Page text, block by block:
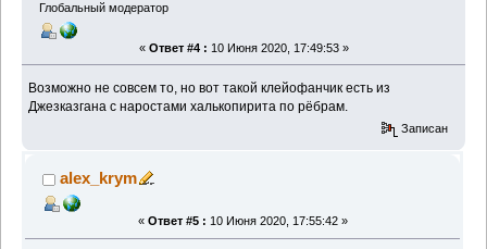
Глобальный модератор
« Ответ #4 : 10 Июня 2020, 17:49:53 »
Возможно не совсем то, но вот такой клейофанчик есть из
Джезказгана с наростами халькопирита по рёбрам.
Записан
alex_krym
« Ответ #5 : 10 Июня 2020, 17:55:42 »